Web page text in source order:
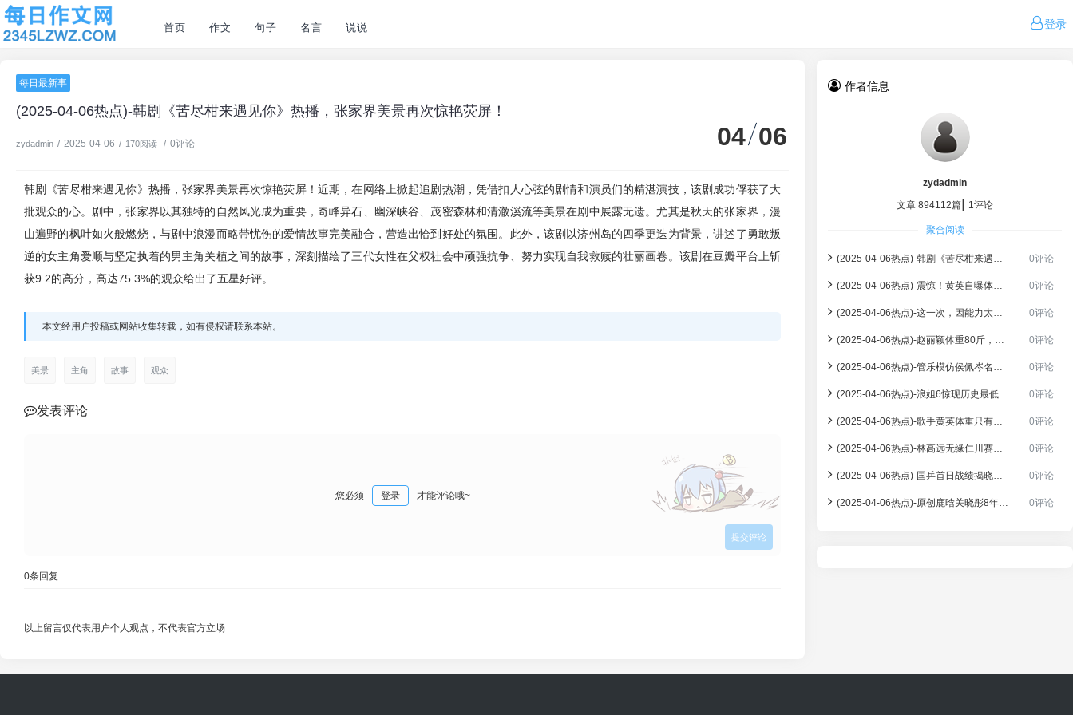
首页 作文 句子 名言 说说 登录
每日最新事
(2025-04-06热点)-韩剧《苦尽柑来遇见你》热播，张家界美景再次惊艳荧屏！
zydadmin / 2025-04-06 / 170阅读 / 0评论 04 06
韩剧《苦尽柑来遇见你》热播，张家界美景再次惊艳荧屏！近期，在网络上掀起追剧热潮，凭借扣人心弦的剧情和演员们的精湛演技，该剧成功俘获了大
批观众的心。剧中，张家界以其独特的自然风光成为重要，奇峰异石、幽深峡谷、茂密森林和清澈溪流等美景在剧中展露无遗。尤其是秋天的张家界，漫
山遍野的枫叶如火般燃烧，与剧中浪漫而略带忧伤的爱情故事完美融合，营造出恰到好处的氛围。此外，该剧以济州岛的四季更迭为背景，讲述了勇敢叛
逆的女主角爱顺与坚定执着的男主角关植之间的故事，深刻描绘了三代女性在父权社会中顽强抗争、努力实现自我救赎的壮丽画卷。该剧在豆瓣平台上斩
获9.2的高分，高达75.3%的观众给出了五星好评。
本文经用户投稿或网站收集转载，如有侵权请联系本站。
美景 主角 故事 观众
发表评论
您必须 登录 才能评论哦~
0条回复
以上留言仅代表用户个人观点，不代表官方立场
作者信息
zydadmin
文章 894112篇
1评论
聚合阅读
(2025-04-06热点)-韩剧《苦尽柑来遇见你》热播，张家界美景再次惊艳荧屏！ 0评论
(2025-04-06热点)-震惊！黄英自曝体重不足80斤，创《浪姐6》历史最低纪录！ 0评论
(2025-04-06热点)-这一次，因能力太强被浪姐全员嫌弃的黄英，彻底撕开娱乐圈的虚伪 0评论
(2025-04-06热点)-赵丽颖体重80斤，为何男星都抱不起她？霍建华说出真相太心疼 0评论
(2025-04-06热点)-管乐模仿侯佩岑名场面，神还原让网友直呼太像了！ 0评论
(2025-04-06热点)-浪姐6惊现历史最低体重！36岁黄英体重不足80斤引热议 0评论
(2025-04-06热点)-歌手黄英体重只有不到80斤：这次上“浪姐6”创下历史最低 0评论
(2025-04-06热点)-林高远无缘仁川赛四强 国乒男单仅剩向鹏冲击冠军 0评论
(2025-04-06热点)-国乒首日战绩揭晓：王艺迪强势晋级16强，薛飞遗憾止步，仁川冠军赛风云再起 0评论
(2025-04-06热点)-原创鹿晗关晓彤8年情变？从顶流官宣到分手疑云，真相竟是…… 0评论